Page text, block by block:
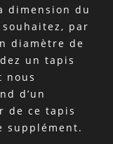
dimension du
par
diamètre de
un tapis
nous
d’un
de ce tapis
supplément.